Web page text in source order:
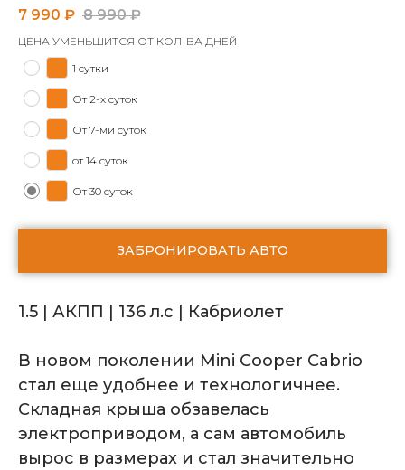
7 990 ₽ 8 990 ₽
ЦЕНА УМЕНЬШИТСЯ ОТ КОЛ-ВА ДНЕЙ
1 сутки
От 2-х суток
От 7-ми суток
от 14 суток
От 30 суток
ЗАБРОНИРОВАТЬ АВТО
1.5 | АКПП | 136 л.с | Кабриолет
В новом поколении Mini Cooper Cabrio
стал еще удобнее и технологичнее.
Складная крыша обзавелась
электроприводом, а сам автомобиль
вырос в размерах и стал значительно